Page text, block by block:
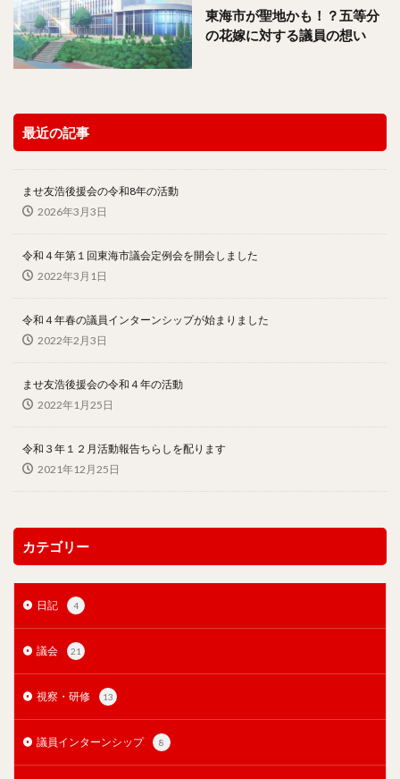
東海市が聖地かも！？五等分
の花嫁に対する議員の想い
最近の記事
ませ友浩後援会の令和8年の活動
2026年3月3日
令和４年第１回東海市議会定例会を開会しました
2022年3月1日
令和４年春の議員インターンシップが始まりました
2022年2月3日
ませ友浩後援会の令和４年の活動
2022年1月25日
令和３年１２月活動報告ちらしを配ります
2021年12月25日
カテゴリー
日記 4
議会 21
視察・研修 13
議員インターンシップ 8